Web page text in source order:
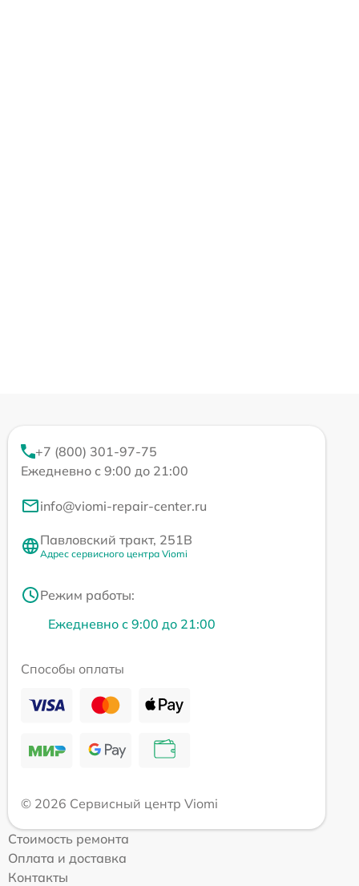
+7 (800) 301-97-75
Ежедневно с 9:00 до 21:00
info@viomi-repair-center.ru
Павловский тракт, 251В
Адрес сервисного центра Viomi
Режим работы:
Ежедневно с 9:00 до 21:00
Способы оплаты
© 2026 Сервисный центр Viomi
Стоимость ремонта
Оплата и доставка
Контакты